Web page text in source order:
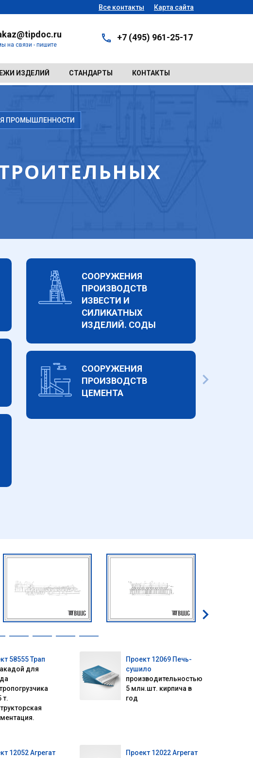
Все контакты Карта сайта
на связи - пишите
+7 (495) 961-25-17
ИЗДЕЛИЙ СТАНДАРТЫ КОНТАКТЫ
ПРОМЫШЛЕННОСТИ
СООРУЖЕНИЯ
ПРОИЗВОДСТВ
ИЗВЕСТИ И
СИЛИКАТНЫХ
ИЗДЕЛИЙ. СОДЫ
СООРУЖЕНИЯ
ПРОИЗВОДСТВ
ЦЕМЕНТА
58555 Трап
для
т.
Проект 12069 Печь-
сушило
производительностью
5 млн.шт. кирпича в
год
12052 Агрегат
Проект 12022 Агрегат